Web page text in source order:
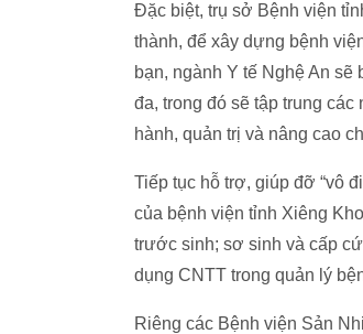
Đặc biệt, trụ sở Bệnh viện
thành, để xây dựng bệnh
bạn, ngành Y tế Nghệ An
đa, trong đó sẽ tập trung
hành, quản trị và nâng cao
Tiếp tục hỗ trợ, giúp đỡ “vô
của bệnh viện tỉnh Xiêng
trước sinh; sơ sinh và cấp
dụng CNTT trong quản lý
Riêng các Bệnh viện Sản